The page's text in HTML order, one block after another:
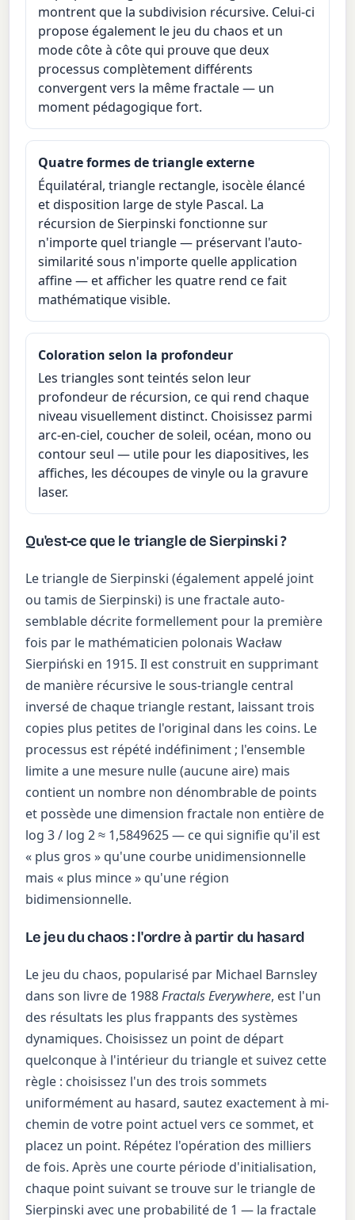
montrent que la subdivision récursive. Celui-ci
propose également le jeu du chaos et un
mode côte à côte qui prouve que deux
processus complètement différents
convergent vers la même fractale — un
moment pédagogique fort.
Quatre formes de triangle externe
Équilatéral, triangle rectangle, isocèle élancé
et disposition large de style Pascal. La
récursion de Sierpinski fonctionne sur
n'importe quel triangle — préservant l'auto-
similarité sous n'importe quelle application
affine — et afficher les quatre rend ce fait
mathématique visible.
Coloration selon la profondeur
Les triangles sont teintés selon leur
profondeur de récursion, ce qui rend chaque
niveau visuellement distinct. Choisissez parmi
arc-en-ciel, coucher de soleil, océan, mono ou
contour seul — utile pour les diapositives, les
affiches, les découpes de vinyle ou la gravure
laser.
Qu'est-ce que le triangle de Sierpinski ?
Le triangle de Sierpinski (également appelé joint
ou tamis de Sierpinski) is une fractale auto-
semblable décrite formellement pour la première
fois par le mathématicien polonais Wacław
Sierpiński en 1915. Il est construit en supprimant
de manière récursive le sous-triangle central
inversé de chaque triangle restant, laissant trois
copies plus petites de l'original dans les coins. Le
processus est répété indéfiniment ; l'ensemble
limite a une mesure nulle (aucune aire) mais
contient un nombre non dénombrable de points
et possède une dimension fractale non entière de
log 3 / log 2 ≈ 1,5849625 — ce qui signifie qu'il est
« plus gros » qu'une courbe unidimensionnelle
mais « plus mince » qu'une région
bidimensionnelle.
Le jeu du chaos : l'ordre à partir du hasard
Le jeu du chaos, popularisé par Michael Barnsley
dans son livre de 1988Fractals Everywhere, est l'un
des résultats les plus frappants des systèmes
dynamiques. Choisissez un point de départ
quelconque à l'intérieur du triangle et suivez cette
règle : choisissez l'un des trois sommets
uniformément au hasard, sautez exactement à mi-
chemin de votre point actuel vers ce sommet, et
placez un point. Répétez l'opération des milliers
de fois. Après une courte période d'initialisation,
chaque point suivant se trouve sur le triangle de
Sierpinski avec une probabilité de 1 — la fractale